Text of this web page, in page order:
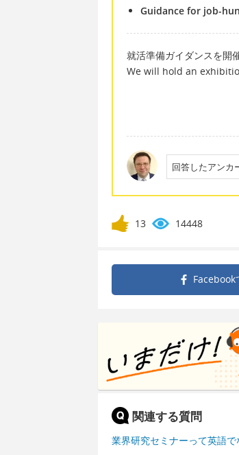
Guidance for job-
就活準備ガイダンスを開
We will hold an
回答したアンカ
13 14448
Facebook
関連する質問
業界研究セミナーって英語で